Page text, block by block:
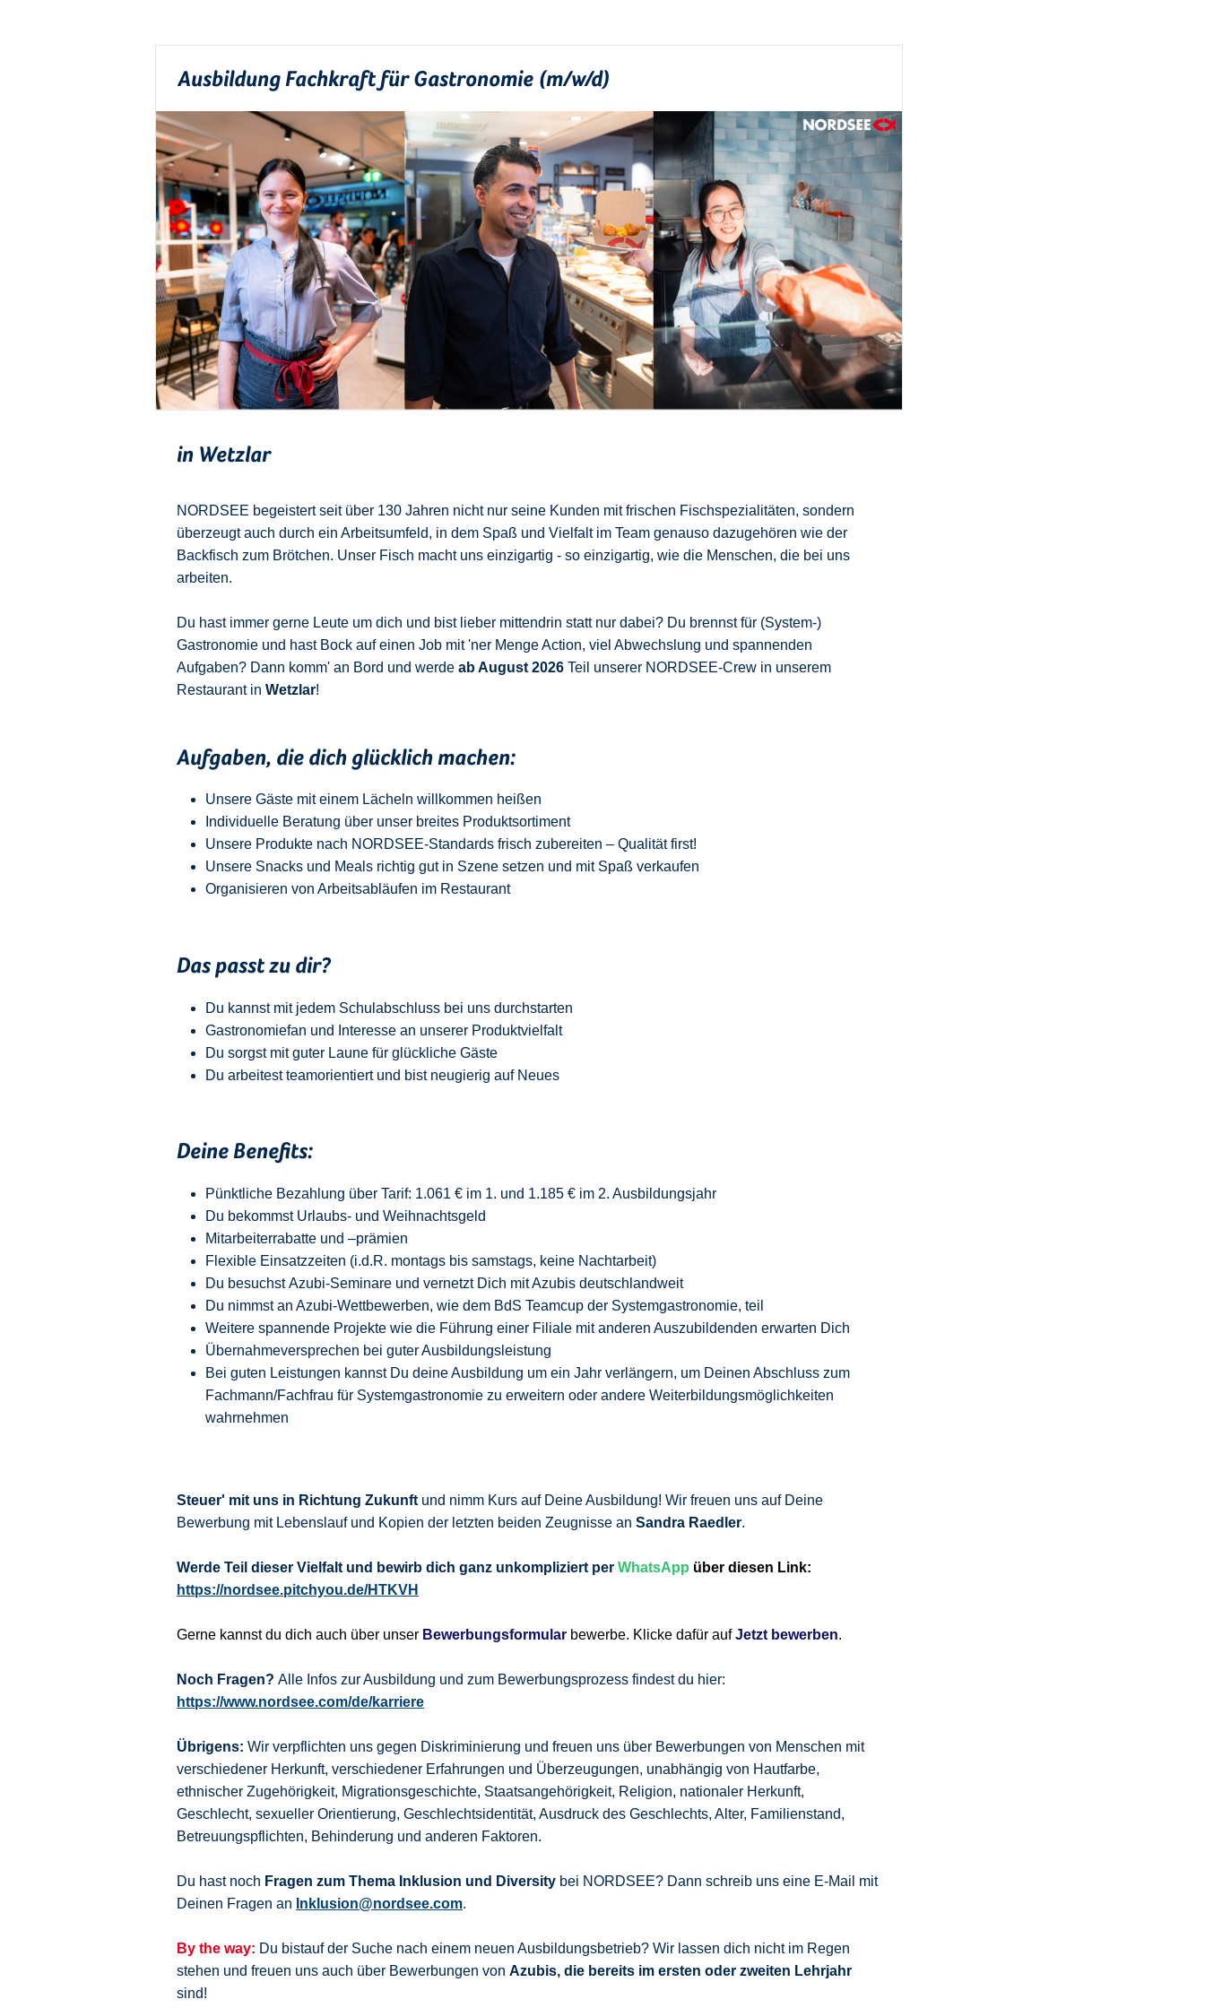
Ausbildung Fachkraft für Gastronomie (m/w/d)
in Wetzlar
NORDSEE begeistert seit über 130 Jahren nicht nur seine Kunden mit frischen Fischspezialitäten, sondern
überzeugt auch durch ein Arbeitsumfeld, in dem Spaß und Vielfalt im Team genauso dazugehören wie der
Backfisch zum Brötchen. Unser Fisch macht uns einzigartig - so einzigartig, wie die Menschen, die bei uns
arbeiten.
Du hast immer gerne Leute um dich und bist lieber mittendrin statt nur dabei? Du brennst für (System-)
Gastronomie und hast Bock auf einen Job mit 'ner Menge Action, viel Abwechslung und spannenden
Aufgaben? Dann komm' an Bord und werde ab August 2026 Teil unserer NORDSEE-Crew in unserem
Restaurant in Wetzlar!
Aufgaben, die dich glücklich machen:
Unsere Gäste mit einem Lächeln willkommen heißen
Individuelle Beratung über unser breites Produktsortiment
Unsere Produkte nach NORDSEE-Standards frisch zubereiten – Qualität first!
Unsere Snacks und Meals richtig gut in Szene setzen und mit Spaß verkaufen
Organisieren von Arbeitsabläufen im Restaurant
Das passt zu dir?
Du kannst mit jedem Schulabschluss bei uns durchstarten
Gastronomiefan und
Interesse an unserer Produktvielfalt
Du sorgst mit guter Laune für glückliche Gäste
Du arbeitest teamorientiert und bist neugierig auf Neues
Deine Benefits:
Pünktliche Bezahlung über Tarif: 1.061 € im 1. und 1.185 € im 2. Ausbildungsjahr
Du bekommst Urlaubs- und Weihnachtsgeld
Mitarbeiterrabatte und –prämien
Flexible Einsatzzeiten (i.d.R. montags bis samstags, keine Nachtarbeit)
Du besuchst Azubi-Seminare und vernetzt Dich mit Azubis deutschlandweit
Du nimmst an Azubi-Wettbewerben, wie dem BdS Teamcup der Systemgastronomie, teil
Weitere spannende Projekte wie die Führung einer Filiale mit anderen Auszubildenden erwarten Dich
Übernahmeversprechen bei guter Ausbildungsleistung
Bei guten Leistungen kannst Du deine Ausbildung um ein Jahr verlängern, um Deinen Abschluss zum
Fachmann/Fachfrau für Systemgastronomie zu erweitern oder andere Weiterbildungsmöglichkeiten
wahrnehmen
Steuer' mit uns in Richtung Zukunft und nimm Kurs auf Deine Ausbildung! Wir freuen uns auf Deine
Bewerbung mit Lebenslauf und Kopien der letzten beiden Zeugnisse an Sandra Raedler.
Werde Teil dieser Vielfalt und bewirb dich ganz unkompliziert per WhatsApp über diesen Link:
https://nordsee.pitchyou.de/HTKVH
Gerne kannst du dich auch über unser Bewerbungsformular bewerbe. Klicke dafür aufJetzt bewerben.
Noch Fragen? Alle Infos zur Ausbildung und zum Bewerbungsprozess findest du hier:
https://www.nordsee.com/de/karriere
Übrigens: Wir verpflichten uns gegen Diskriminierung und freuen uns über Bewerbungen von Menschen mit
verschiedener Herkunft, verschiedener Erfahrungen und Überzeugungen, unabhängig von Hautfarbe,
ethnischer Zugehörigkeit, Migrationsgeschichte, Staatsangehörigkeit, Religion, nationaler Herkunft,
Geschlecht, sexueller Orientierung, Geschlechtsidentität, Ausdruck des Geschlechts, Alter, Familienstand,
Betreuungspflichten, Behinderung und anderen Faktoren.
Du hast noch Fragen zum Thema Inklusion und Diversity bei NORDSEE? Dann schreib uns eine E-Mail mit
Deinen Fragen an Inklusion@nordsee.com.
By the way: Du bistauf der Suche nach einem neuen Ausbildungsbetrieb? Wir lassen dich nicht im Regen
stehen und freuen uns auch über Bewerbungen von Azubis, die bereits im ersten oder zweiten Lehrjahr
sind!